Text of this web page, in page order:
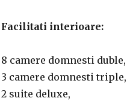
Facilitati interioare:
8 camere domnesti duble,
3 camere domnesti triple,
2 suite deluxe,